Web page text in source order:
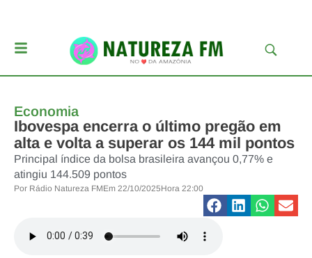
Economia
Ibovespa encerra o último pregão em
alta e volta a superar os 144 mil pontos
Principal índice da bolsa brasileira avançou 0,77% e
atingiu 144.509 pontos
Por Rádio Natureza FMEm 22/10/2025Hora 22:00